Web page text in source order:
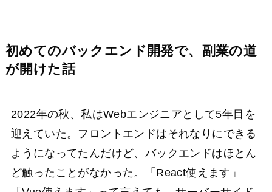
初めてのバックエンド開発で、副業の道
が開けた話
2022年の秋、私はWebエンジニアとして5年目を
迎えていた。フロントエンドはそれなりにできる
ようになってたんだけど、バックエンドはほとん
ど触ったことがなかった。「React使えます」